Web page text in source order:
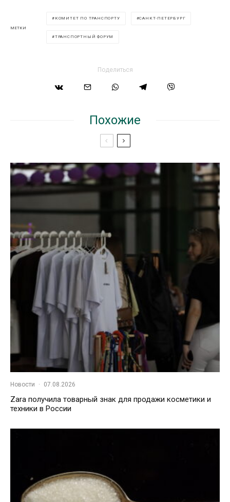
МЕТКИ
КОМИТЕТ ПО ТРАНСПОРТУ САНКТ-ПЕТЕРБУРГ
ТРАНСПОРТНЫЙ ФОРУМ
Поделиться
Похожие
Новости · 07.08.2026
Zara получила товарный знак для продажи косметики и
техники в России